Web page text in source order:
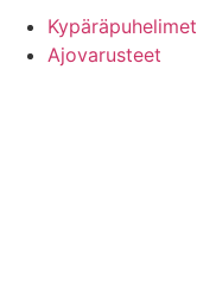
Kypäräpuhelimet
Ajovarusteet